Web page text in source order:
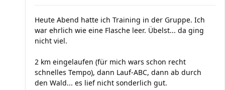
Heute Abend hatte ich Training in der Gruppe. Ich
war ehrlich wie eine Flasche leer. Übelst... da ging
nicht viel.
2 km eingelaufen (für mich wars schon recht
schnelles Tempo), dann Lauf-ABC, dann ab durch
den Wald... es lief nicht sonderlich gut.